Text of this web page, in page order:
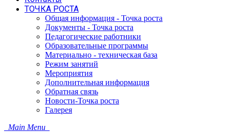
ТОЧКА РОСТА
Общая информация - Точка роста
Документы - Точка роста
Педагогические работники
Образовательные программы
Материально - техническая база
Режим занятий
Мероприятия
Дополнительная информация
Обратная связь
Новости-Точка роста
Галерея
Main Menu